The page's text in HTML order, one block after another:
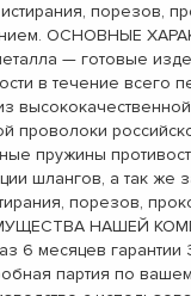
порезов,
ОСНОВНЫЕ
— готовые
в течение всего
высококачественной
проволоки
пружины
шлангов, а так же
порезов,
НАШЕЙ
6 месяцев гарантии
партия по